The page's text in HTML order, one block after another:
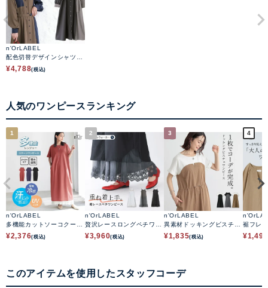
n'OrLABEL
配色切替デザインシャツワ
ンピース
¥4,788(税込)
人気のワンピースランキング
1
n'OrLABEL
多機能カットソーコクーン
ワンピース
¥2,376(税込)
2
n'OrLABEL
贅沢レースロングペチワン
ピース
¥3,960(税込)
3
n'OrLABEL
異素材ドッキングビスチェ
ワンピース
¥1,835(税込)
4
裾フレ
ース
¥1,493
このアイテムを使用したスタッフコーデ